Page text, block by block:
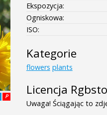
P
Ekspozycja:
Ogniskowa:
ISO:
Kategorie
flowers plants
Licencja
Uwaga! Ściągając to